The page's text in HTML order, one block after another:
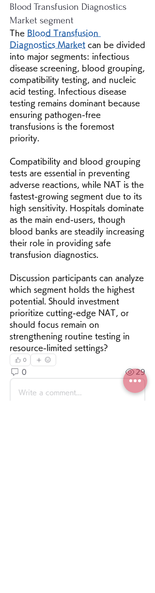
Blood Transfusion Diagnostics
Market segment
The Blood Transfusion
Diagnostics Market can be divided
into major segments: infectious
disease screening, blood grouping,
compatibility testing, and nucleic
acid testing. Infectious disease
testing remains dominant because
ensuring pathogen-free
transfusions is the foremost
priority.
Compatibility and blood grouping
tests are essential in preventing
adverse reactions, while NAT is the
fastest-growing segment due to its
high sensitivity. Hospitals dominate
as the main end-users, though
blood banks are steadily increasing
their role in providing safe
transfusion diagnostics.
Discussion participants can analyze
which segment holds the highest
potential. Should investment
prioritize cutting-edge NAT, or
should focus remain on
strengthening routine testing in
resource-limited settings?
0
0 29
Write a comment...